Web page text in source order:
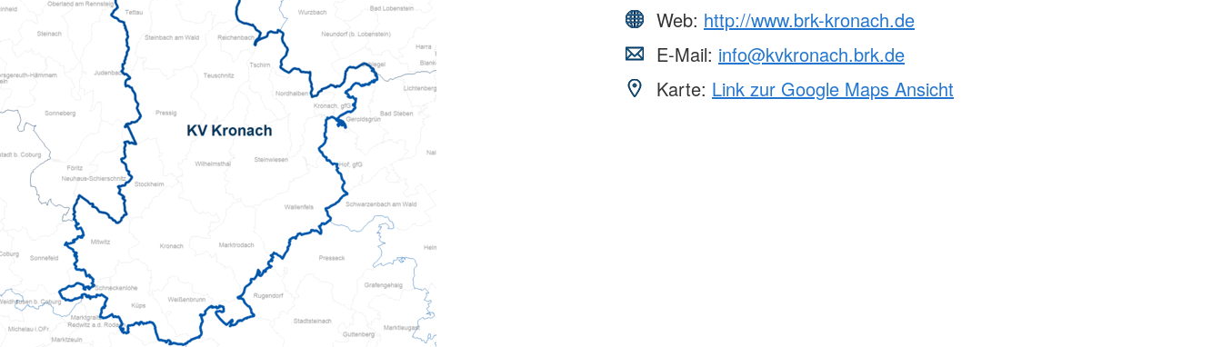
Web: http://www.brk-kronach.de
E-Mail: info@kvkronach.brk.de
Karte: Link zur Google Maps Ansicht